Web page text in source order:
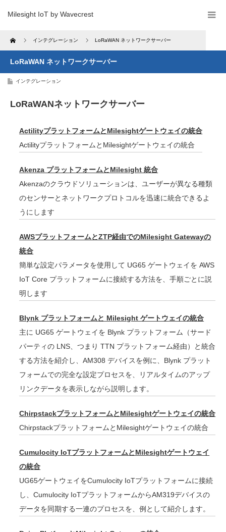
Milesight IoT by Wavecrest
Home インテグレーション LoRaWAN ネットワークサーバー
LoRaWAN ネットワークサーバー
インテグレーション
LoRaWANネットワークサーバー
ActilityプラットフォームとMilesightゲートウェイの統合
ActilityプラットフォームとMilesightゲートウェイの統合
Akenza プラットフォームとMilesight 統合
Akenzaのクラウドソリューションは、ユーザーが異なる種類
のセンサーとネットワークプロトコルを迅速に統合できるよ
うにします
AWSプラットフォームとZTP経由でのMilesight Gatewayの
統合
簡単な設定パラメータを使用して UG65 ゲートウェイを AWS
IoT Core プラットフォームに接続する方法を、手順ごとに説
明します
Blynk プラットフォームと Milesight ゲートウェイの統合
主に UG65 ゲートウェイを Blynk プラットフォーム（サード
パーティの LNS、つまり TTN プラットフォーム経由）と統合
する方法を紹介し、AM308 デバイスを例に、Blynk プラット
フォームでの完全な設定プロセスを、リアルタイムのアップ
リンクデータを表示しながら説明します。
ChirpstackプラットフォームとMilesightゲートウェイの統合
ChirpstackプラットフォームとMilesightゲートウェイの統合
Cumulocity IoTプラットフォームとMilesightゲートウェイ
の統合
UG65ゲートウェイをCumulocity IoTプラットフォームに接続
し、Cumulocity IoTプラットフォームからAM319デバイスの
データを同期する一連のプロセスを、例として紹介します。